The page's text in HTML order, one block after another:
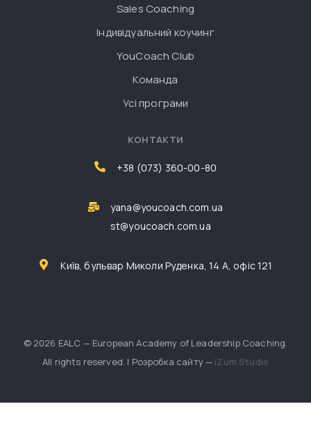
Sales Coaching
Індивідуальний коучинг
YouCoach Club
Команда
Усі програми
КОНТАКТИ
+38 (073) 360-00-80
yana@youcoach.com.ua
st@youcoach.com.ua
Київ, бульвар Миколи Руденка, 14 А, офіс 121
© 2026 EALC — European Academy of Leadership Coaching.
All rights reserved. | Розробка сайту — iZum Studio